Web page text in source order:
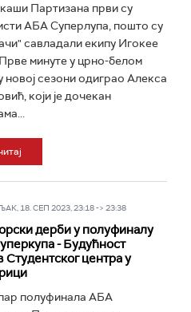
Партизана први су
АБА Суперлупа, пошто су
савладали екипу Игокее
минуте у црно-белом
новој сезони одиграо Алекса
који је дочекан
18. СЕП 2023, 23:18 -> 23:38
дерби у полуфиналу
- Будућност
Студентског центра у
полуфинала АБА